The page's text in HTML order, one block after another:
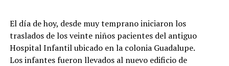
El día de hoy, desde muy temprano iniciaron los
traslados de los veinte niños pacientes del antiguo
Hospital Infantil ubicado en la colonia Guadalupe.
Los infantes fueron llevados al nuevo edificio de